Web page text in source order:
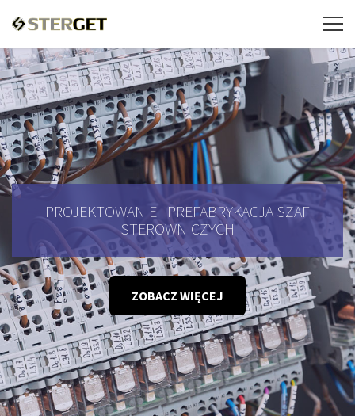
PROJEKTOWANIE I PREFABRYKACJA SZAF
STEROWNICZYCH
ZOBACZ WIĘCEJ